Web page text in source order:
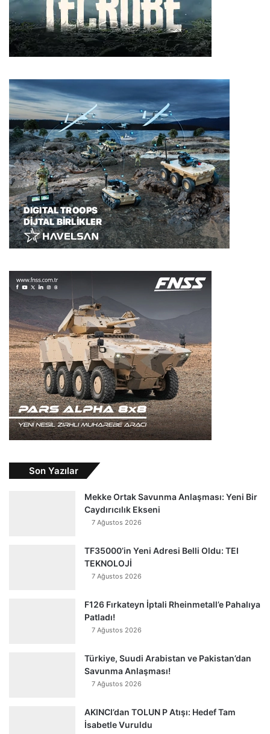
Son Yazılar
Mekke Ortak Savunma Anlaşması: Yeni Bir
Caydırıcılık Ekseni
7 Ağustos 2026
TF35000’in Yeni Adresi Belli Oldu: TEI
TEKNOLOJİ
7 Ağustos 2026
F126 Fırkateyn İptali Rheinmetall’e Pahalıya
Patladı!
7 Ağustos 2026
Türkiye, Suudi Arabistan ve Pakistan’dan
Savunma Anlaşması!
7 Ağustos 2026
AKINCI’dan TOLUN P Atışı: Hedef Tam
İsabetle Vuruldu